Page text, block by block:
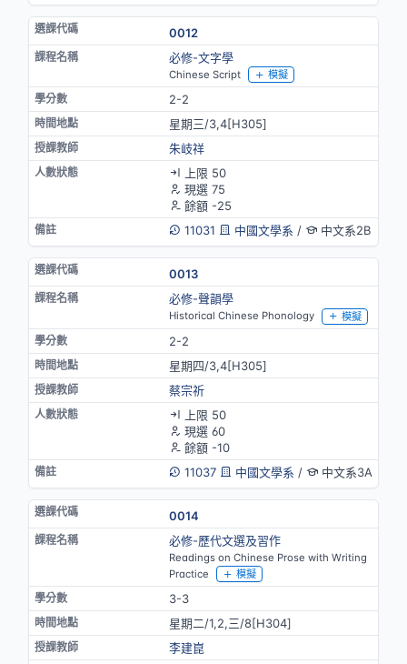
0012
必修-文字學
Chinese Script 模擬
2-2
星期三/3,4[H305]
朱岐祥
上限 50
現選 75
餘額 -25
11031
中國文學系 / 中文系2B
0013
必修-聲韻學
Historical Chinese Phonology 模擬
2-2
星期四/3,4[H305]
蔡宗祈
上限 50
現選 60
餘額 -10
11037
中國文學系 / 中文系3A
0014
必修-歷代文選及習作
Readings on Chinese Prose with Writing
Practice
模擬
3-3
星期二/1,2,三/8[H304]
李建崑